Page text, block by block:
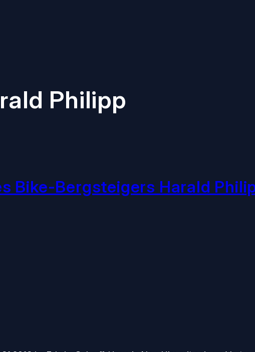
Philipp
Bike-Bergsteigers Harald